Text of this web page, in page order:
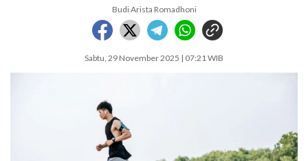
Budi Arista Romadhoni
Sabtu, 29 November 2025 | 07:21 WIB